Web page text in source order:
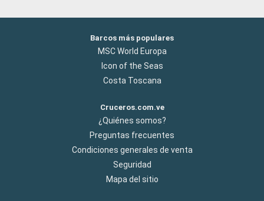
Barcos más populares
MSC World Europa
Icon of the Seas
Costa Toscana
Cruceros.com.ve
¿Quiénes somos?
Preguntas frecuentes
Condiciones generales de venta
Seguridad
Mapa del sitio